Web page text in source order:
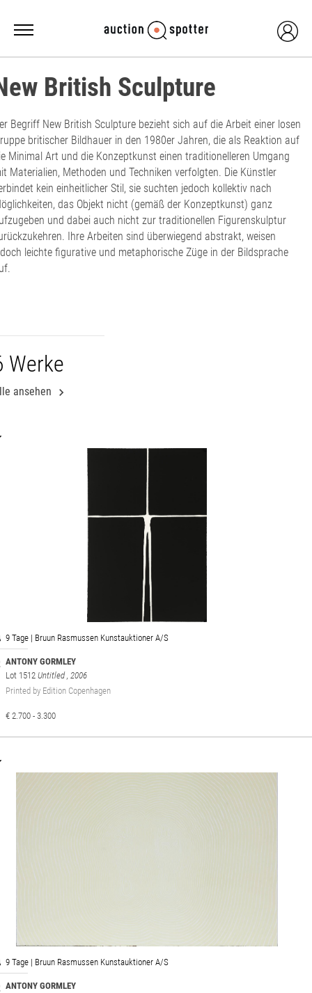
British Sculpture
Begriff New British Sculpture bezieht sich auf die Arbeit einer losen
britischer Bildhauer in den 1980er Jahren, die als Reaktion auf
Minimal Art und die Konzeptkunst einen traditionelleren Umgang
Materialien, Methoden und Techniken verfolgten. Die Künstler
kein einheitlicher Stil, sie suchten jedoch kollektiv nach
das Objekt nicht (gemäß der Konzeptkunst) ganz
und dabei auch nicht zur traditionellen Figurenskulptur
Ihre Arbeiten sind überwiegend abstrakt, weisen
leichte figurative und metaphorische Züge in der Bildsprache
Werke
ansehen chevron_right
9 Tage | Bruun Rasmussen Kunstauktioner A/S
ANTONY GORMLEY
Lot 1512 Untitled, 2006
Printed by Edition Copenhagen
€ 2.700 - 3.300
9 Tage | Bruun Rasmussen Kunstauktioner A/S
ANTONY GORMLEY